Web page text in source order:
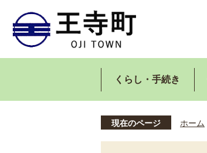
くらし・手続き
現在のページ ホーム